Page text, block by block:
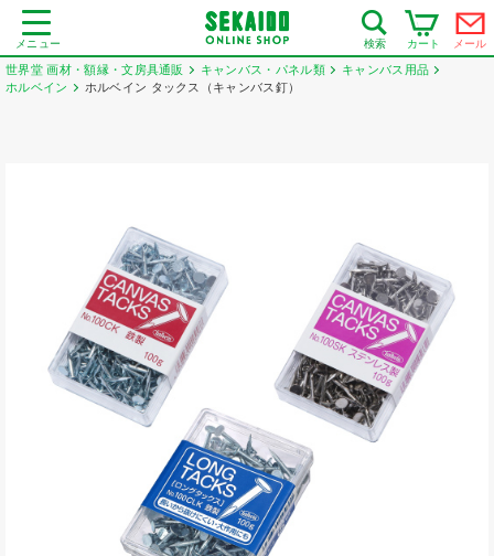
メニュー 検索 カート メール
世界堂 画材・額縁・文房具通販 キャンバス・パネル類
キャンバス用品
ホルベイン
ホルベイン タックス（キャンバス釘）